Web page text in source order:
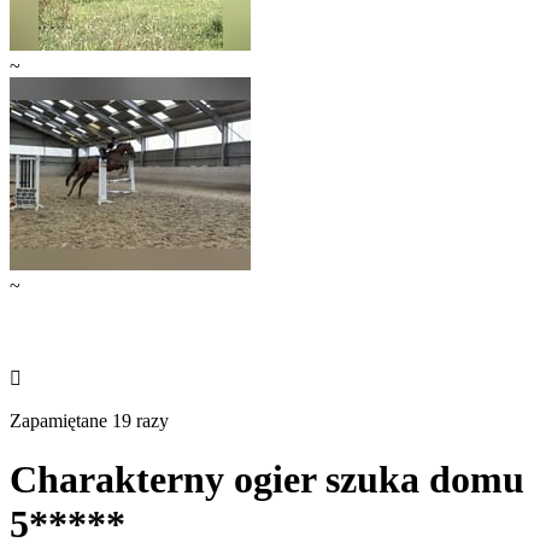
~
~

Zapamiętane 19 razy
Charakterny ogier szuka domu
5*****